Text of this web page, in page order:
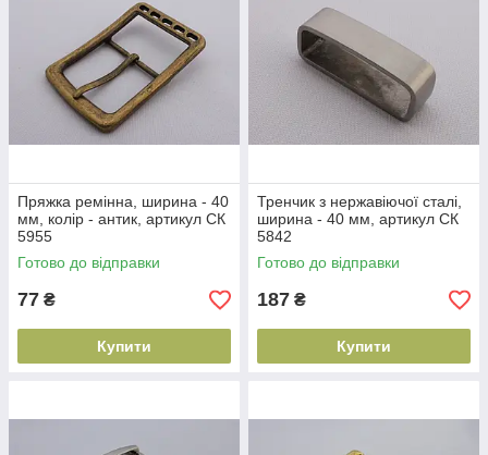
Пряжка ремінна, ширина - 40
мм, колір - антик, артикул СК
5955
Готово до відправки
77 ₴
Купити
Тренчик з нержавіючої сталі,
ширина - 40 мм, артикул СК
5842
Готово до відправки
187 ₴
Купити